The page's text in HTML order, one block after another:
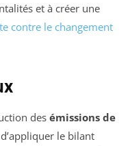
et à créer une
contre le changement
des émissions de
le bilant